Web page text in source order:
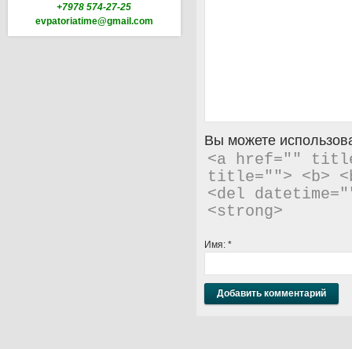
+7978 574-27-25
evpatoriatime@gmail.com
Вы можете
<a href=""
title=""> <b>
<del
<strong>
Имя: *